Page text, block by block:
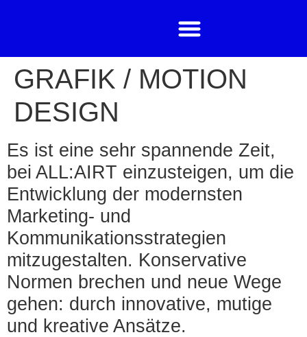
GRAFIK / MOTION
DESIGN
Es ist eine sehr spannende Zeit,
bei ALL:AIRT einzusteigen, um die
Entwicklung der modernsten
Marketing- und
Kommunikationsstrategien
mitzugestalten. Konservative
Normen brechen und neue Wege
gehen: durch innovative, mutige
und kreative Ansätze.